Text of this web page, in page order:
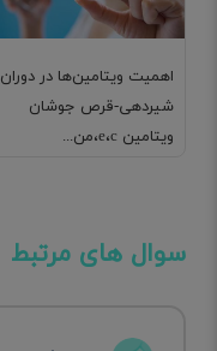
اهمیت ویتامین‌‌ها در دوران
شیردهی-قرص جوشان
ویتامین e،c،من...
سوال های مرتبط